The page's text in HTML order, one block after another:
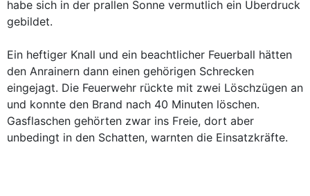
habe sich in der prallen Sonne vermutlich ein Überdruck
gebildet.
Ein heftiger Knall und ein beachtlicher Feuerball hätten
den Anrainern dann einen gehörigen Schrecken
eingejagt. Die Feuerwehr rückte mit zwei Löschzügen an
und konnte den Brand nach 40 Minuten löschen.
Gasflaschen gehörten zwar ins Freie, dort aber
unbedingt in den Schatten, warnten die Einsatzkräfte.